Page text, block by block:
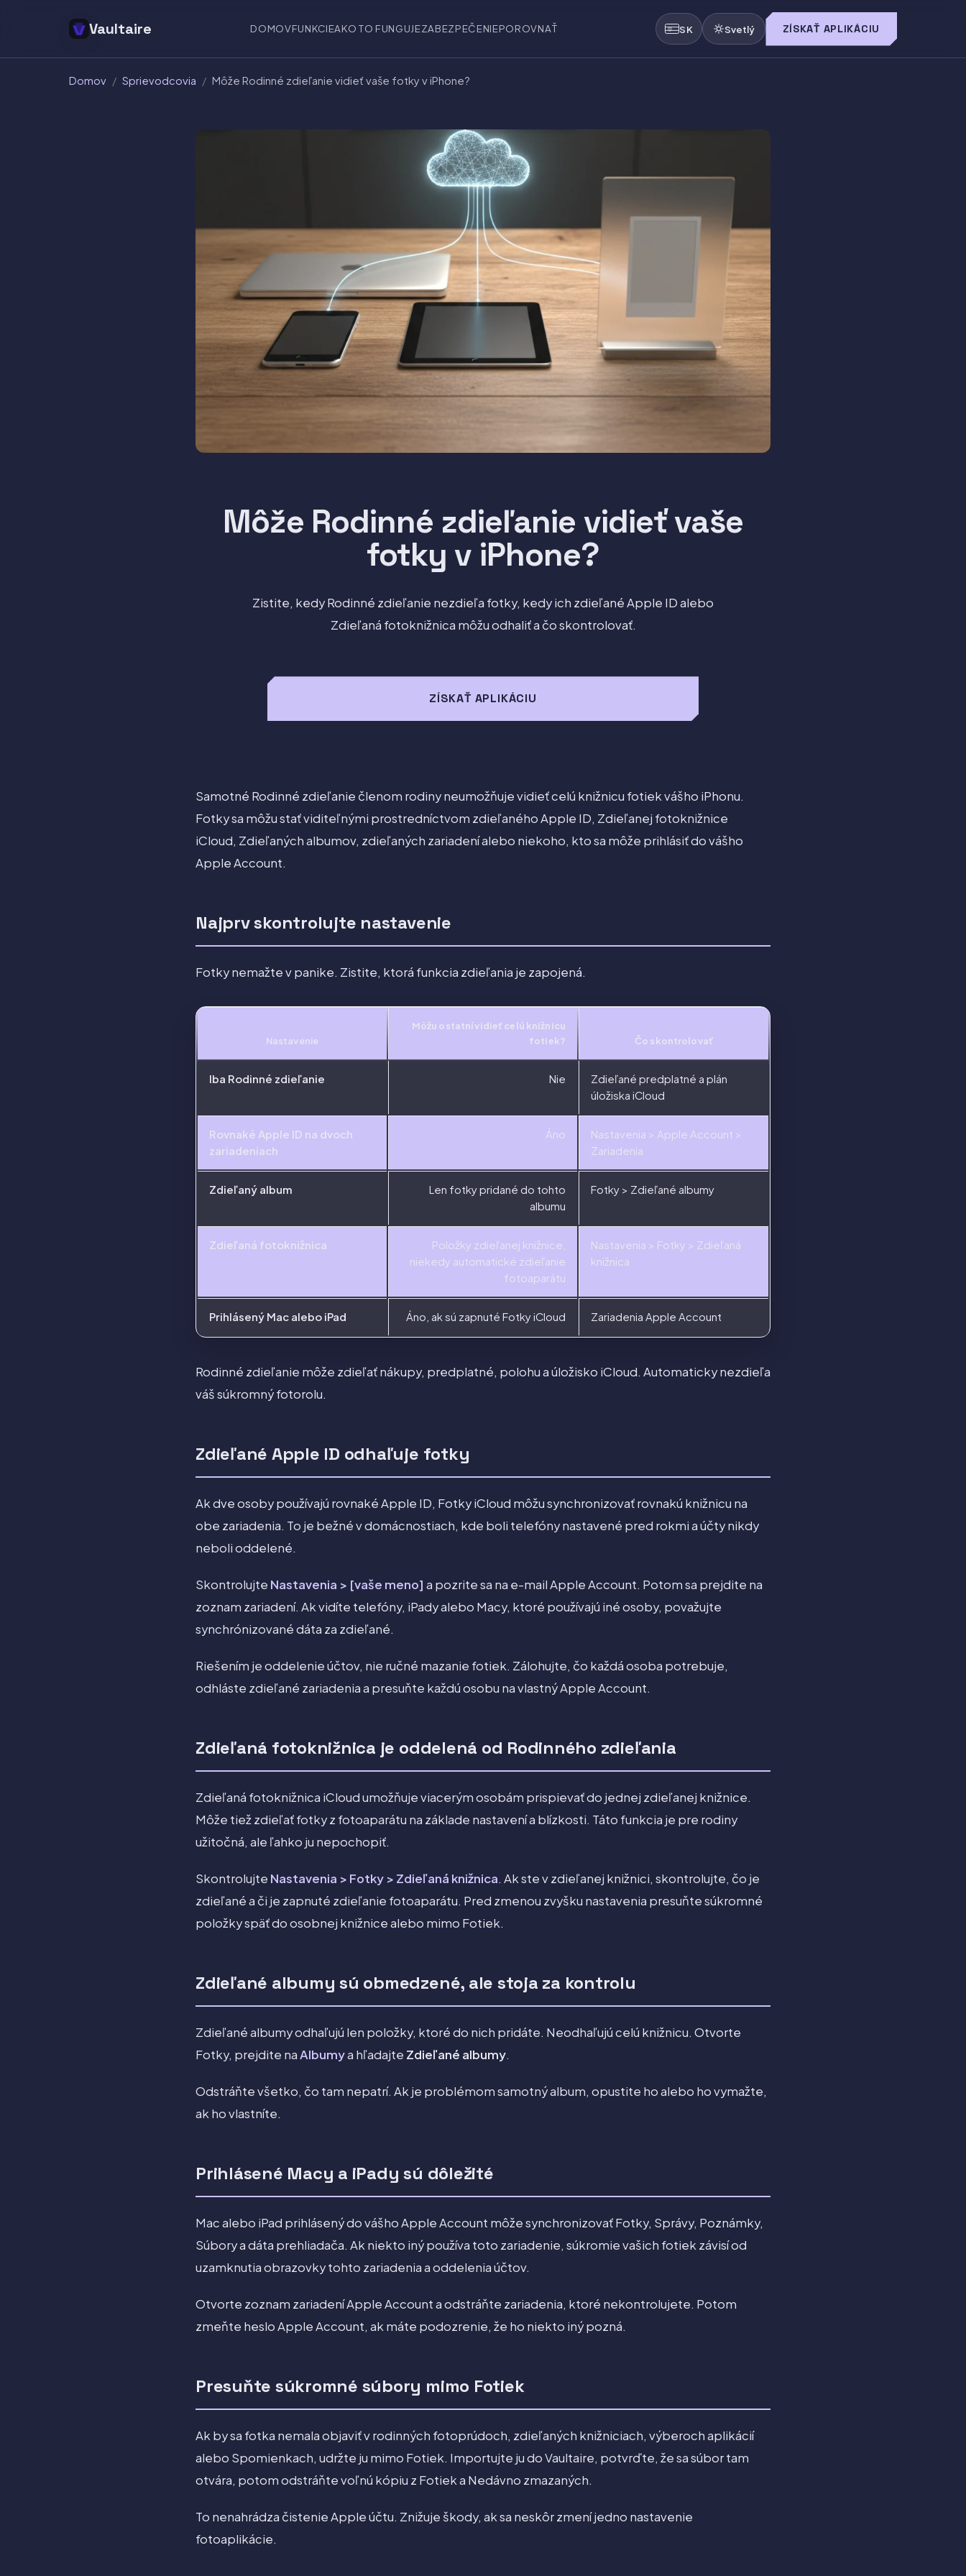
Vaultaire DOMOVFUNKCIEAKO TO FUNGUJEZABEZPEČENIEPOROVNAŤ SK Svetlý ZÍSKAŤ APLIKÁCIU
Domov / Sprievodcovia / Môže Rodinné zdieľanie vidieť vaše fotky v iPhone?
Môže Rodinné zdieľanie vidieť vaše
fotky v iPhone?
Zistite, kedy Rodinné zdieľanie nezdieľa fotky, kedy ich zdieľané Apple ID alebo
Zdieľaná fotoknižnica môžu odhaliť a čo skontrolovať.
ZÍSKAŤ APLIKÁCIU
Samotné Rodinné zdieľanie členom rodiny neumožňuje vidieť celú knižnicu fotiek vášho iPhonu.
Fotky sa môžu stať viditeľnými prostredníctvom zdieľaného Apple ID, Zdieľanej fotoknižnice
iCloud, Zdieľaných albumov, zdieľaných zariadení alebo niekoho, kto sa môže prihlásiť do vášho
Apple Account.
Najprv skontrolujte nastavenie
Fotky nemažte v panike. Zistite, ktorá funkcia zdieľania je zapojená.
Nastavenie
Môžu ostatní vidieť celú knižnicu
fotiek?
Čo skontrolovať
Iba Rodinné zdieľanie Nie
Zdieľané predplatné a plán
úložiska iCloud
Rovnaké Apple ID na dvoch
zariadeniach
Áno
Nastavenia > Apple Account >
Zariadenia
Zdieľaný album
Len fotky pridané do tohto
albumu
Fotky > Zdieľané albumy
Zdieľaná fotoknižnica
Položky zdieľanej knižnice,
niekedy automatické zdieľanie
fotoaparátu
Nastavenia > Fotky > Zdieľaná
knižnica
Prihlásený Mac alebo iPad Áno, ak sú zapnuté Fotky iCloud Zariadenia Apple Account
Rodinné zdieľanie môže zdieľať nákupy, predplatné, polohu a úložisko iCloud. Automaticky nezdieľa
váš súkromný fotorolu.
Zdieľané Apple ID odhaľuje fotky
Ak dve osoby používajú rovnaké Apple ID, Fotky iCloud môžu synchronizovať rovnakú knižnicu na
obe zariadenia. To je bežné v domácnostiach, kde boli telefóny nastavené pred rokmi a účty nikdy
neboli oddelené.
Skontrolujte Nastavenia > [vaše meno] a pozrite sa na e-mail Apple Account. Potom sa prejdite na
zoznam zariadení. Ak vidíte telefóny, iPady alebo Macy, ktoré používajú iné osoby, považujte
synchrónizované dáta za zdieľané.
Riešením je oddelenie účtov, nie ručné mazanie fotiek. Zálohujte, čo každá osoba potrebuje,
odhláste zdieľané zariadenia a presuňte každú osobu na vlastný Apple Account.
Zdieľaná fotoknižnica je oddelená od Rodinného zdieľania
Zdieľaná fotoknižnica iCloud umožňuje viacerým osobám prispievať do jednej zdieľanej knižnice.
Môže tiež zdieľať fotky z fotoaparátu na základe nastavení a blízkosti. Táto funkcia je pre rodiny
užitočná, ale ľahko ju nepochopiť.
Skontrolujte Nastavenia > Fotky > Zdieľaná knižnica. Ak ste v zdieľanej knižnici, skontrolujte, čo je
zdieľané a či je zapnuté zdieľanie fotoaparátu. Pred zmenou zvyšku nastavenia presuňte súkromné
položky späť do osobnej knižnice alebo mimo Fotiek.
Zdieľané albumy sú obmedzené, ale stoja za kontrolu
Zdieľané albumy odhaľujú len položky, ktoré do nich pridáte. Neodhaľujú celú knižnicu. Otvorte
Fotky, prejdite naAlbumya hľadajte Zdieľané albumy.
Odstráňte všetko, čo tam nepatrí. Ak je problémom samotný album, opustite ho alebo ho vymažte,
ak ho vlastníte.
Prihlásené Macy a iPady sú dôležité
Mac alebo iPad prihlásený do vášho Apple Account môže synchronizovať Fotky, Správy, Poznámky,
Súbory a dáta prehliadača. Ak niekto iný používa toto zariadenie, súkromie vašich fotiek závisí od
uzamknutia obrazovky tohto zariadenia a oddelenia účtov.
Otvorte zoznam zariadení Apple Account a odstráňte zariadenia, ktoré nekontrolujete. Potom
zmeňte heslo Apple Account, ak máte podozrenie, že ho niekto iný pozná.
Presuňte súkromné súbory mimo Fotiek
Ak by sa fotka nemala objaviť v rodinných fotoprúdoch, zdieľaných knižniciach, výberoch aplikácií
alebo Spomienkach, udržte ju mimo Fotiek. Importujte ju do Vaultaire, potvrďte, že sa súbor tam
otvára, potom odstráňte voľnú kópiu z Fotiek a Nedávno zmazaných.
To nenahrádza čistenie Apple účtu. Znižuje škody, ak sa neskôr zmení jedno nastavenie
fotoaplikácie.